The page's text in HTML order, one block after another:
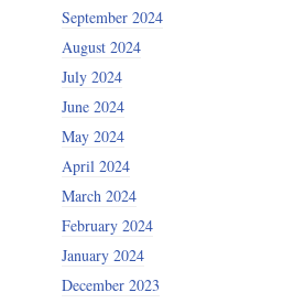
September 2024
August 2024
July 2024
June 2024
May 2024
April 2024
March 2024
February 2024
January 2024
December 2023